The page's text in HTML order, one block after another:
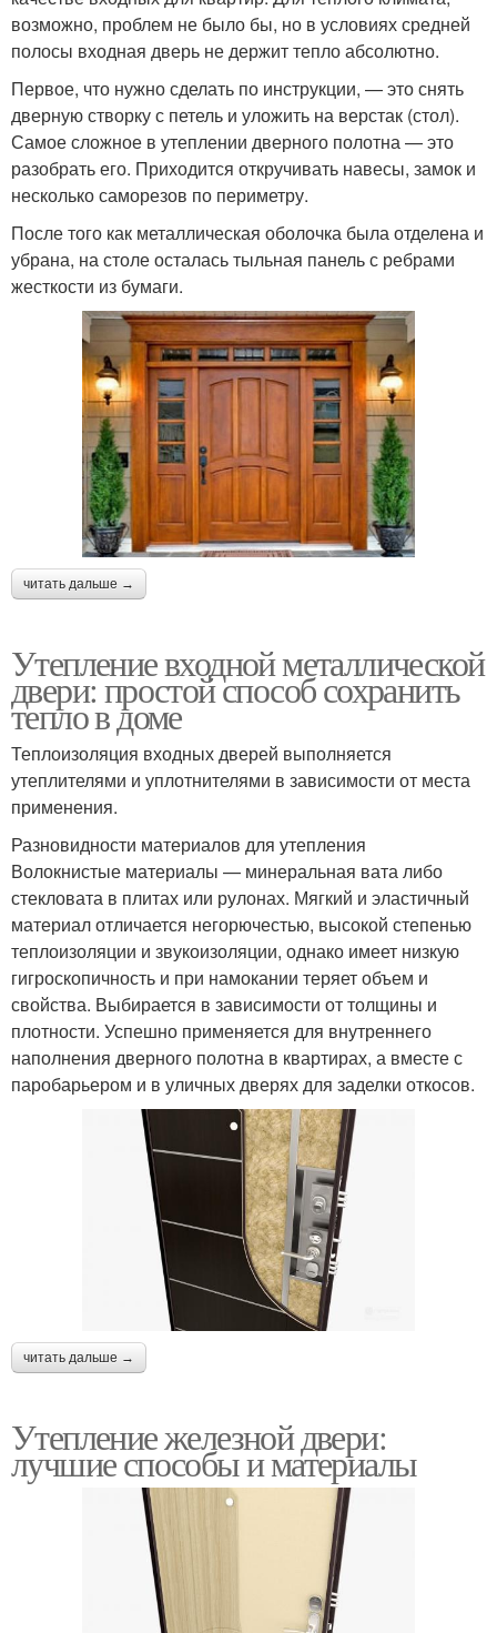
возможно, проблем не было бы, но в условиях средней
полосы входная дверь не держит тепло абсолютно.
Первое, что нужно сделать по инструкции, — это снять
дверную створку с петель и уложить на верстак (стол).
Самое сложное в утеплении дверного полотна — это
разобрать его. Приходится откручивать навесы, замок и
несколько саморезов по периметру.
После того как металлическая оболочка была отделена и
убрана, на столе осталась тыльная панель с ребрами
жесткости из бумаги.
читать дальше →
Утепление входной металлической
двери: простой способ сохранить
тепло в доме
Теплоизоляция входных дверей выполняется
утеплителями и уплотнителями в зависимости от места
применения.
Разновидности материалов для утепления
Волокнистые материалы — минеральная вата либо
стекловата в плитах или рулонах. Мягкий и эластичный
материал отличается негорючестью, высокой степенью
теплоизоляции и звукоизоляции, однако имеет низкую
гигроскопичность и при намокании теряет объем и
свойства. Выбирается в зависимости от толщины и
плотности. Успешно применяется для внутреннего
наполнения дверного полотна в квартирах, а вместе с
паробарьером и в уличных дверях для заделки откосов.
читать дальше →
Утепление железной двери:
лучшие способы и материалы